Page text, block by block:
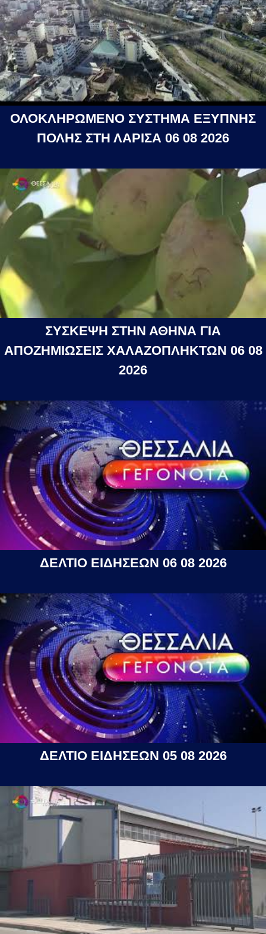
ΟΛΟΚΛΗΡΩΜΕΝΟ ΣΥΣΤΗΜΑ ΕΞΥΠΝΗΣ
ΠΟΛΗΣ ΣΤΗ ΛΑΡΙΣΑ 06 08 2026
ΣΥΣΚΕΨΗ ΣΤΗΝ ΑΘΗΝΑ ΓΙΑ
ΑΠΟΖΗΜΙΩΣΕΙΣ ΧΑΛΑΖΟΠΛΗΚΤΩΝ 06 08
2026
ΔΕΛΤΙΟ ΕΙΔΗΣΕΩΝ 06 08 2026
ΔΕΛΤΙΟ ΕΙΔΗΣΕΩΝ 05 08 2026